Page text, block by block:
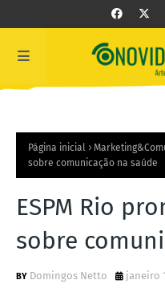
Página inicial
sobre comunicação na saúde
ESPM Rio
sobre
Domingos Netto janeiro